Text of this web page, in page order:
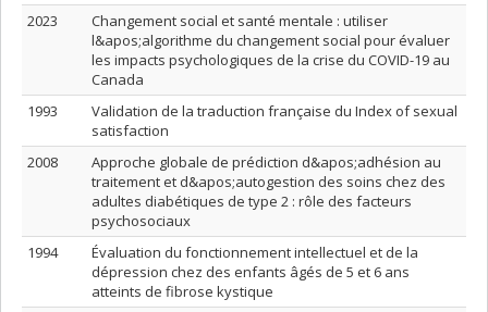
2023
Changement social et santé mentale : utiliser
l&apos;algorithme du changement social pour évaluer
les impacts psychologiques de la crise du COVID-19 au
Canada
1993
Validation de la traduction française du Index of sexual
satisfaction
2008
Approche globale de prédiction d&apos;adhésion au
traitement et d&apos;autogestion des soins chez des
adultes diabétiques de type 2 : rôle des facteurs
psychosociaux
1994
Évaluation du fonctionnement intellectuel et de la
dépression chez des enfants âgés de 5 et 6 ans
atteints de fibrose kystique